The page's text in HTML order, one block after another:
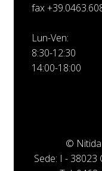
fax
Lun-Ven:
8:30-12:30
14:00-18:00
© Nitida
Sede: I - 38023